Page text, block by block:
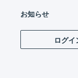
お知らせ
ログイ
商品エイ
とおり
スの設
スの設